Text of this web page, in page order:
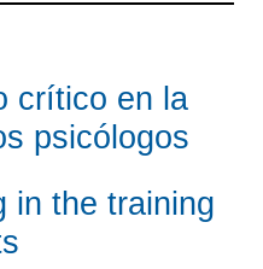
crítico en la
psicólogos
in the training